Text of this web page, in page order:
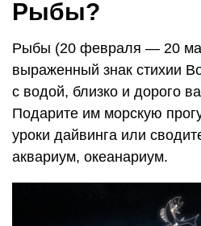
Рыбы?
Рыбы (20 февраля — 20
выраженный знак стихии
с водой, близко и дорого
Подарите им морскую
уроки дайвинга или
аквариум, океанариум.